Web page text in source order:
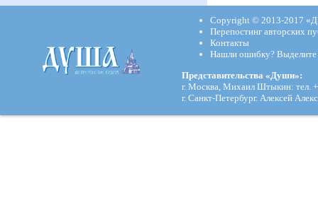
Copyright © 2013-2017
Перепостинг авторских
Контакты
Нашли ошибку?
Представительства «Души»:
г. Москва, Михаил Штыкин: тел.
г. Санкт-Петербург. Алексей